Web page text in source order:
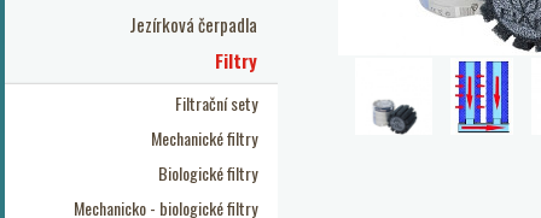
Jezírková čerpadla
Filtry
Filtrační sety
Mechanické filtry
Biologické filtry
Mechanicko - biologické filtry